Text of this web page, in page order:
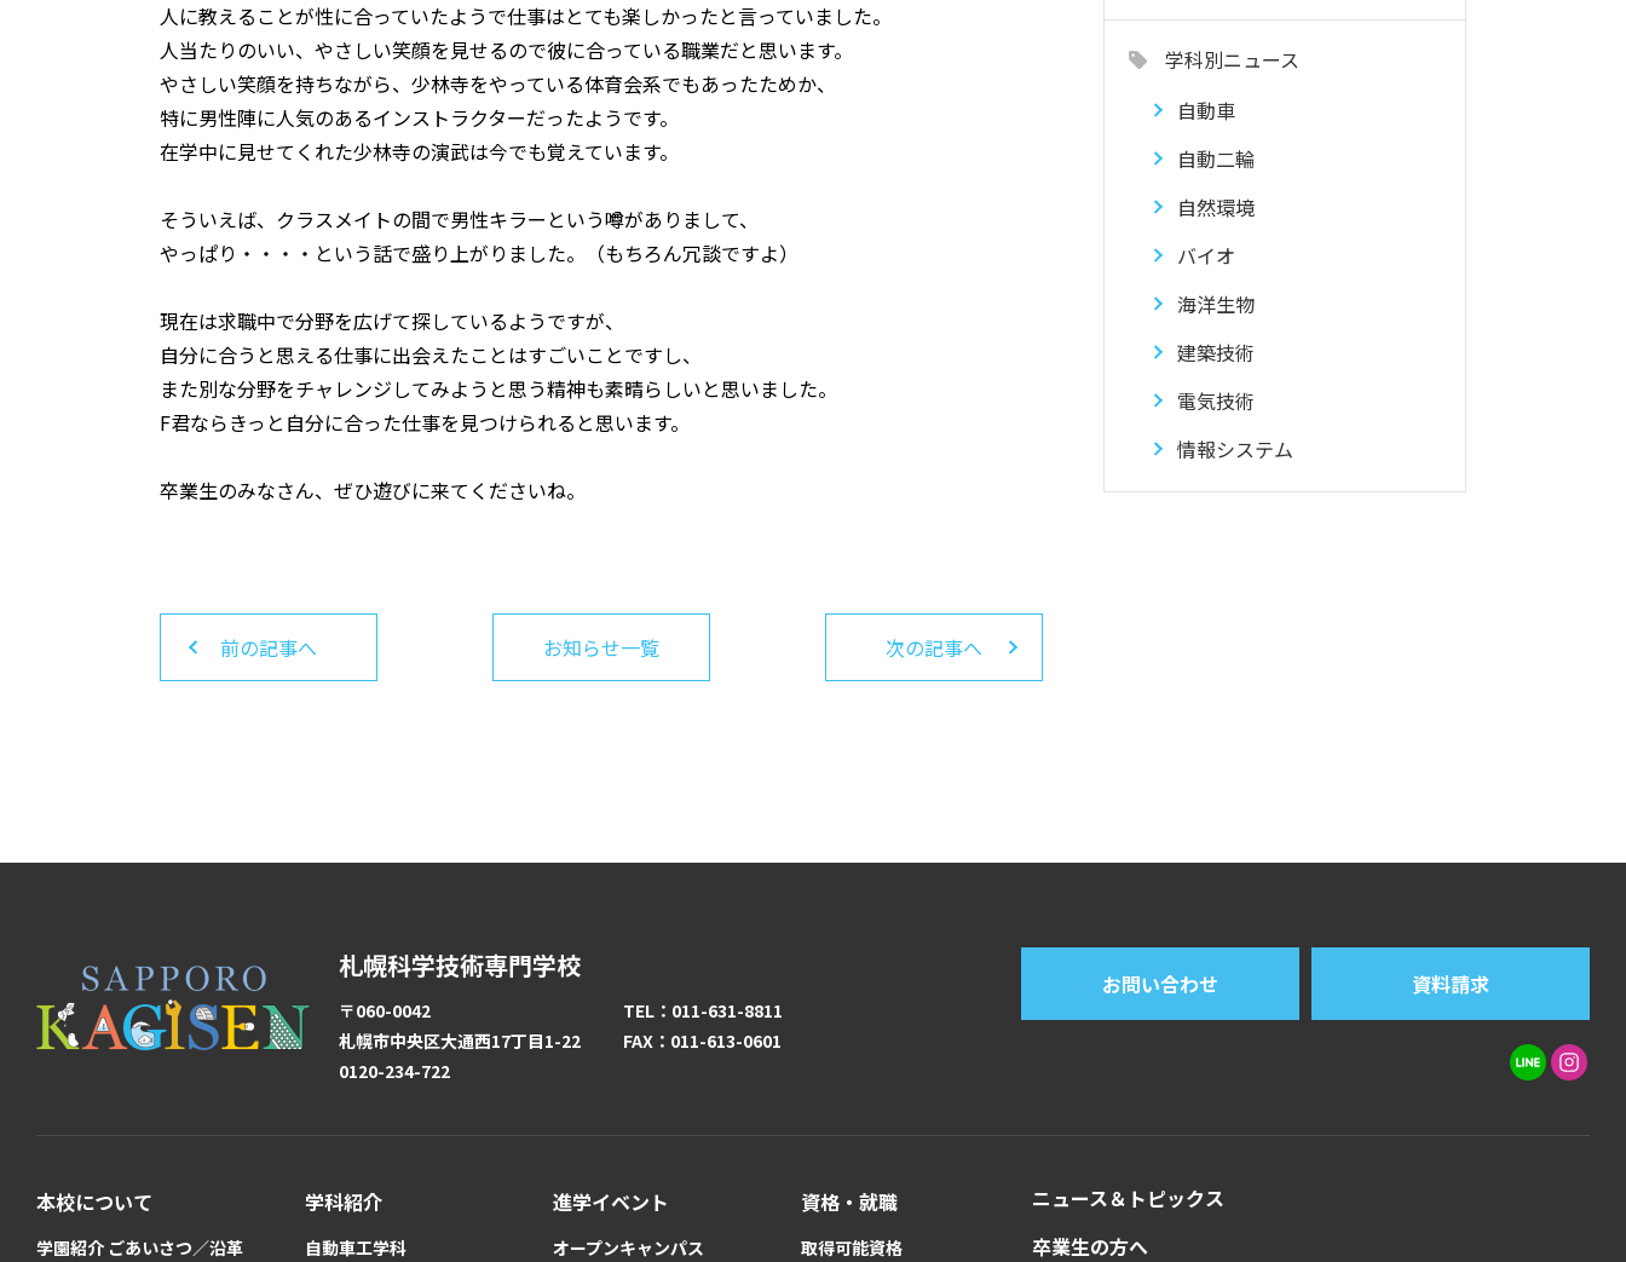
人に教えることが性に合っていたようで仕事はとても楽しかったと言っていました。
人当たりのいい、やさしい笑顔を見せるので彼に合っている職業だと思います。
やさしい笑顔を持ちながら、少林寺をやっている体育会系でもあったためか、
特に男性陣に人気のあるインストラクターだったようです。
在学中に見せてくれた少林寺の演武は今でも覚えています。
そういえば、クラスメイトの間で男性キラーという噂がありまして、
やっぱり・・・・という話で盛り上がりました。（もちろん冗談ですよ）
現在は求職中で分野を広げて探しているようですが、
自分に合うと思える仕事に出会えたことはすごいことですし、
また別な分野をチャレンジしてみようと思う精神も素晴らしいと思いました。
F君ならきっと自分に合った仕事を見つけられると思います。
卒業生のみなさん、ぜひ遊びに来てくださいね。
前の記事へ お知らせ一覧 次の記事へ
学科別ニュース
自動車
自動二輪
自然環境
バイオ
海洋生物
建築技術
電気技術
情報システム
札幌科学技術専門学校
〒060-0042
札幌市中央区大通西17丁目1-22
0120-234-722
TEL：011-631-8811
FAX：011-613-0601
お問い合わせ 資料請求
本校について
学園紹介 ごあいさつ／沿革
学科紹介
自動車工学科
進学イベント
オープンキャンパス
資格・就職
取得可能資格
ニュース＆トピックス
卒業生の方へ